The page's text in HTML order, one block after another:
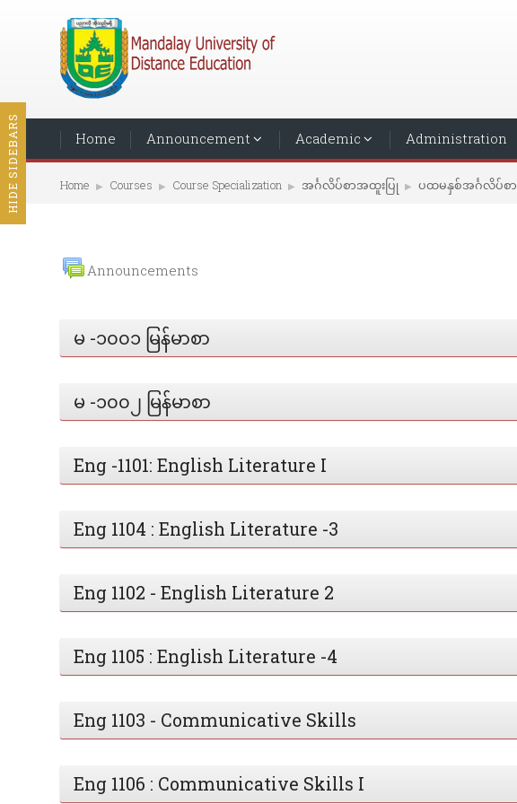
Home Announcement Academic Administration
Home ▶︎ Courses ▶︎ Course Specialization ▶︎ အင်္ဂလိပ်စာအထူးပြု ▶︎ ပထမနှစ်အင်္ဂလိပ်စာ
Announcements
မ -၁၀၀၁ မြန်မာစာ
မ -၁၀၀၂ မြန်မာစာ
Eng -1101: English Literature I
Eng 1104 : English Literature -3
Eng 1102 - English Literature 2
Eng 1105 : English Literature -4
Eng 1103 - Communicative Skills
Eng 1106 : Communicative Skills I
HIDE SIDEBARS